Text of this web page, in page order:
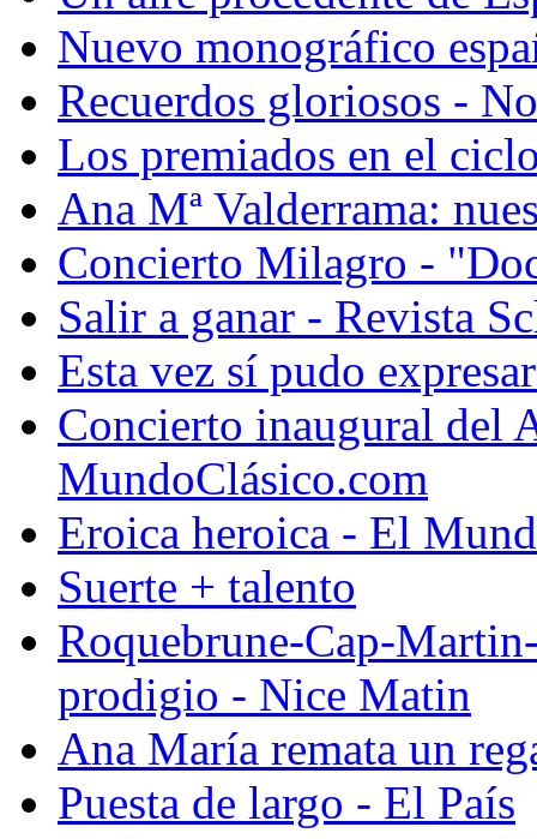
Nuevo monográfico
Recuerdos gloriosos -
Los premiados en el
Ana Mª Valderrama:
Concierto Milagro -
Salir a ganar - Revista
Esta vez sí pudo
Concierto inaugural del
MundoClásico.com
Eroica heroica - El
Suerte + talento
Roquebrune-Cap-
prodigio - Nice Matin
Ana María remata un
Puesta de largo - El País